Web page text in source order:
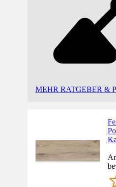
MEHR RATGEBER &